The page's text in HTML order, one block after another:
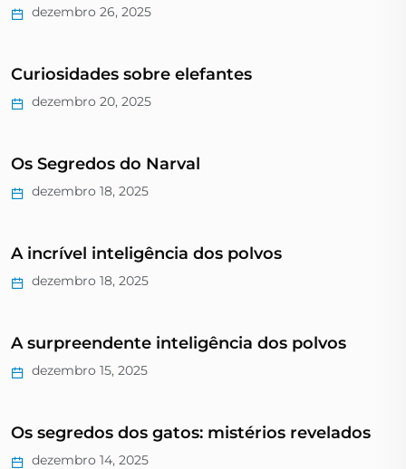
dezembro 26, 2025
Curiosidades sobre elefantes
dezembro 20, 2025
Os Segredos do Narval
dezembro 18, 2025
A incrível inteligência dos polvos
dezembro 18, 2025
A surpreendente inteligência dos polvos
dezembro 15, 2025
Os segredos dos gatos: mistérios revelados
dezembro 14, 2025